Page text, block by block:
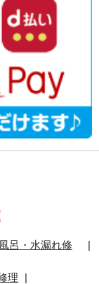
呂・水漏れ修
理